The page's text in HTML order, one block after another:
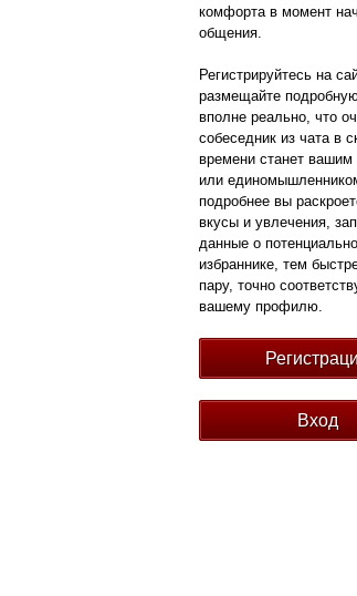
комфорта в момент
общения.
Регистрируйтесь на
размещайте
вполне реально, что
собеседник из чата в
времени станет вашим
или
подробнее вы
вкусы и увлечения,
данные о
избраннике, тем
пару, точно
вашему профилю.